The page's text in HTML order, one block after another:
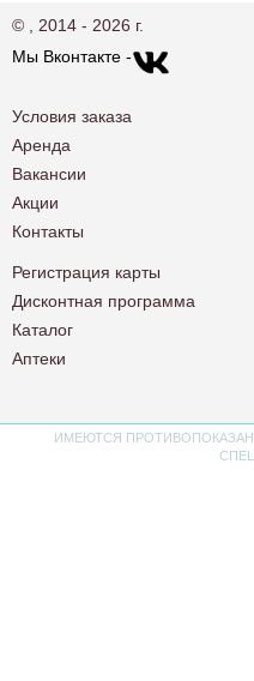
© , 2014 - 2026 г.
Мы Вконтакте -
Условия заказа
Аренда
Вакансии
Акции
Контакты
Регистрация карты
Дисконтная программа
Каталог
Аптеки
ИМЕЮТСЯ